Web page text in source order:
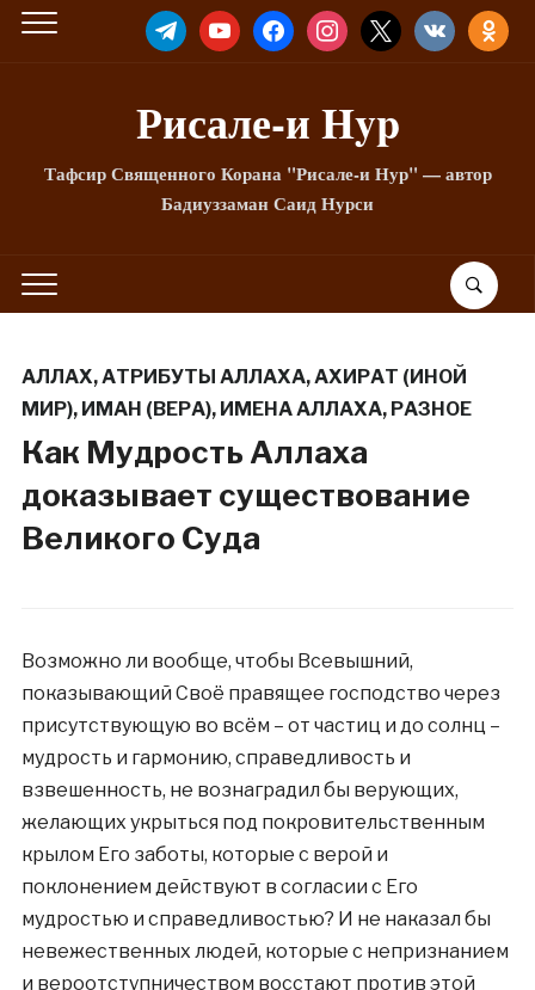
TELEGRAMYOUTUBEFACEBOOKINSTAGRAM
X VKONTAKTE
Рисале-и Hyp
Тафсир Священного Корана "Рисале-и Нур" — автор
Бадиуззаман Саид Нурси
АЛЛАХ,АТРИБУТЫ АЛЛАХА,АХИРАТ (ИНОЙ
МИР), ИМАН (ВЕРА), ИМЕНА АЛЛАХА, РАЗНОЕ
Как Мудрость Аллаха
доказывает существование
Великого Суда
Возможно ли вообще, чтобы Всевышний,
показывающий Своё правящее господство через
присутствующую во всём – от частиц и до солнц –
мудрость и гармонию, справедливость и
взвешенность, не вознаградил бы верующих,
желающих укрыться под покровительственным
крылом Его заботы, которые с верой и
поклонением действуют в согласии с Его
мудростью и справедливостью? И не наказал бы
невежественных людей, которые с непризнанием
и вероотступничеством восстают против этой